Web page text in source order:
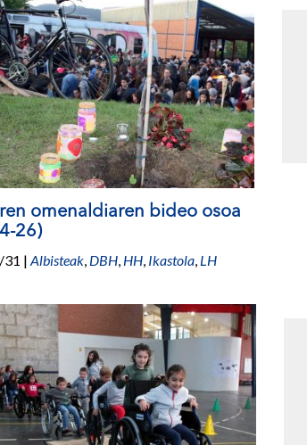
omenaldiaren bideo osoa
26)
| Albisteak, DBH, HH, Ikastola, LH